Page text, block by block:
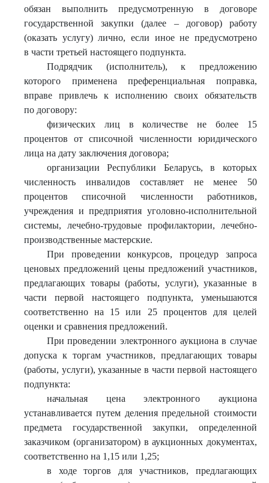
обязан выполнить предусмотренную в договоре
государственной закупки (далее – договор) работу
(оказать услугу) лично, если иное не предусмотрено
в части третьей настоящего подпункта.
Подрядчик (исполнитель), к предложению
которого применена преференциальная поправка,
вправе привлечь к исполнению своих обязательств
по договору:
физических лиц в количестве не более 15
процентов от списочной численности юридического
лица на дату заключения договора;
организации Республики Беларусь, в которых
численность инвалидов составляет не менее 50
процентов списочной численности работников,
учреждения и предприятия уголовно-исполнительной
системы, лечебно-трудовые профилактории, лечебно-
производственные мастерские.
При проведении конкурсов, процедур запроса
ценовых предложений цены предложений участников,
предлагающих товары (работы, услуги), указанные в
части первой настоящего подпункта, уменьшаются
соответственно на 15 или 25 процентов для целей
оценки и сравнения предложений.
При проведении электронного аукциона в случае
допуска к торгам участников, предлагающих товары
(работы, услуги), указанные в части первой настоящего
подпункта:
начальная цена электронного аукциона
устанавливается путем деления предельной стоимости
предмета государственной закупки, определенной
заказчиком (организатором) в аукционных документах,
соответственно на 1,15 или 1,25;
в ходе торгов для участников, предлагающих